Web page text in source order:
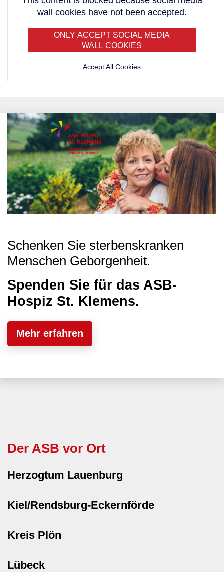
wall cookies have not been accepted.
ONLY ACCEPT SOCIAL MEDIA
WALL COOKIES
Accept All Cookies
Schenken Sie sterbenskranken
Menschen Geborgenheit.
Spenden Sie für das ASB-
Hospiz St. Klemens.
Mehr erfahren
Der ASB vor Ort
Herzogtum Lauenburg
Kiel/Rendsburg-Eckernförde
Kreis Plön
Lübeck